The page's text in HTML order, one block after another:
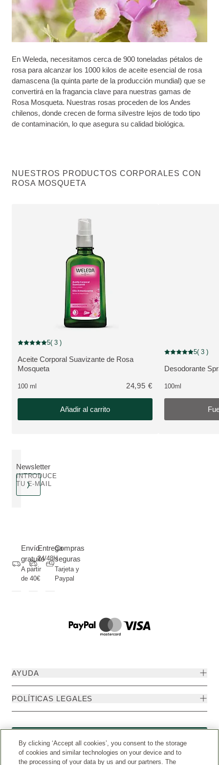
En Weleda, necesitamos cerca de 900 toneladas pétalos de
rosa para alcanzar los 1000 kilos de aceite esencial de rosa
damascena (la quinta parte de la producción mundial) que se
convertirá en la fragancia clave para nuestras gamas de
Rosa Mosqueta. Nuestras rosas proceden de los Andes
chilenos, donde crecen de forma silvestre lejos de todo tipo
de contaminación, lo que asegura su calidad biológica.
NUESTROS PRODUCTOS CORPORALES CON
ROSA MOSQUETA
VER PRODUCTO:
Aceite Corporal Suavizante de Rosa
Mosqueta
Puntuación: 5 / 5 estrellas 3 valoraciones de usuarios
5( 3 )
100 ml 24,95 €
Añadir al carrito
Fuera de stock
VER
Desodorante
Puntuación: 5 / 5
5( 3 )
100ml
Newsletter
INTRODUCE
TU E-MAIL
Envío
gratuito
A partir
de 40€
Entrega
24/48H
Compras
seguras
Tarjeta y
Paypal
AYUDA
POLÍTICAS LEGALES
By clicking ‘Accept all cookies’, you consent to the storage
of cookies and similar technologies on your device and to
the processing of your data by us and our partners. The